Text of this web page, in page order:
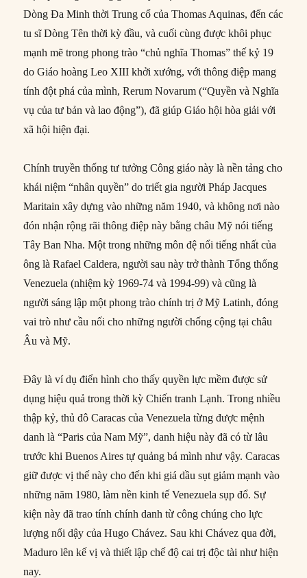
Dòng Đa Minh thời Trung cổ của Thomas Aquinas, đến các
tu sĩ Dòng Tên thời kỳ đầu, và cuối cùng được khôi phục
mạnh mẽ trong phong trào “chủ nghĩa Thomas” thế kỷ 19
do Giáo hoàng Leo XIII khởi xướng, với thông điệp mang
tính đột phá của mình, Rerum Novarum (“Quyền và Nghĩa
vụ của tư bản và lao động”), đã giúp Giáo hội hòa giải với
xã hội hiện đại.
Chính truyền thống tư tưởng Công giáo này là nền tảng cho
khái niệm “nhân quyền” do triết gia người Pháp Jacques
Maritain xây dựng vào những năm 1940, và không nơi nào
đón nhận rộng rãi thông điệp này bằng châu Mỹ nói tiếng
Tây Ban Nha. Một trong những môn đệ nổi tiếng nhất của
ông là Rafael Caldera, người sau này trở thành Tổng thống
Venezuela (nhiệm kỳ 1969-74 và 1994-99) và cũng là
người sáng lập một phong trào chính trị ở Mỹ Latinh, đóng
vai trò như cầu nối cho những người chống cộng tại châu
Âu và Mỹ.
Đây là ví dụ điển hình cho thấy quyền lực mềm được sử
dụng hiệu quả trong thời kỳ Chiến tranh Lạnh. Trong nhiều
thập kỷ, thủ đô Caracas của Venezuela từng được mệnh
danh là “Paris của Nam Mỹ”, danh hiệu này đã có từ lâu
trước khi Buenos Aires tự quảng bá mình như vậy. Caracas
giữ được vị thế này cho đến khi giá dầu sụt giảm mạnh vào
những năm 1980, làm nền kinh tế Venezuela sụp đổ. Sự
kiện này đã trao tính chính danh từ công chúng cho lực
lượng nổi dậy của Hugo Chávez. Sau khi Chávez qua đời,
Maduro lên kế vị và thiết lập chế độ cai trị độc tài như hiện
nay.